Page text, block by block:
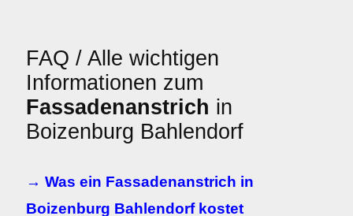
FAQ / Alle wichtigen
Informationen zum
Fassadenanstrich in
Boizenburg Bahlendorf
→ Was ein Fassadenanstrich in
Boizenburg Bahlendorf kostet